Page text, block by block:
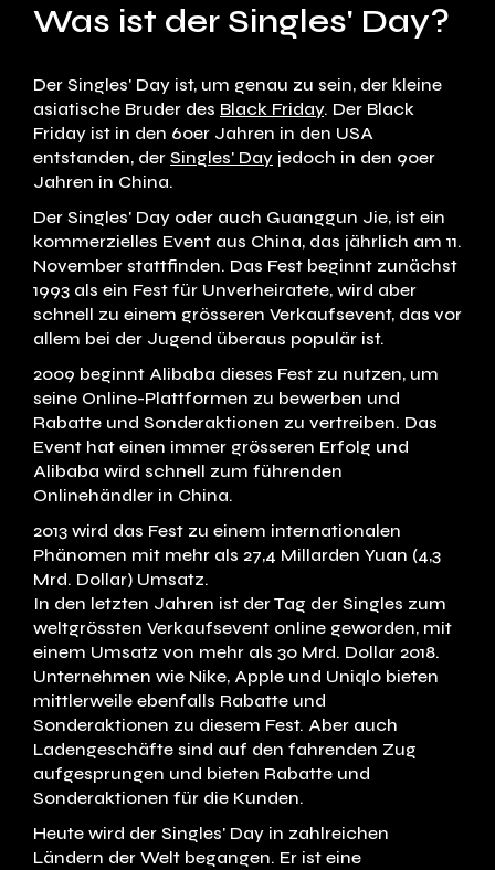
Was ist der Singles' Day?
Der Singles' Day ist, um genau zu sein, der kleine
asiatische Bruder des Black Friday. Der Black
Friday ist in den 60er Jahren in den USA
entstanden, der Singles' Day jedoch in den 90er
Jahren in China.
Der Singles' Day oder auch Guanggun Jie, ist ein
kommerzielles Event aus China, das jährlich am 11.
November stattfinden. Das Fest beginnt zunächst
1993 als ein Fest für Unverheiratete, wird aber
schnell zu einem grösseren Verkaufsevent, das vor
allem bei der Jugend überaus populär ist.
2009 beginnt Alibaba dieses Fest zu nutzen, um
seine Online-Plattformen zu bewerben und
Rabatte und Sonderaktionen zu vertreiben. Das
Event hat einen immer grösseren Erfolg und
Alibaba wird schnell zum führenden
Onlinehändler in China.
2013 wird das Fest zu einem internationalen
Phänomen mit mehr als 27,4 Millarden Yuan (4,3
Mrd. Dollar) Umsatz.
In den letzten Jahren ist der Tag der Singles zum
weltgrössten Verkaufsevent online geworden, mit
einem Umsatz von mehr als 30 Mrd. Dollar 2018.
Unternehmen wie Nike, Apple und Uniqlo bieten
mittlerweile ebenfalls Rabatte und
Sonderaktionen zu diesem Fest. Aber auch
Ladengeschäfte sind auf den fahrenden Zug
aufgesprungen und bieten Rabatte und
Sonderaktionen für die Kunden.
Heute wird der Singles' Day in zahlreichen
Ländern der Welt begangen. Er ist eine